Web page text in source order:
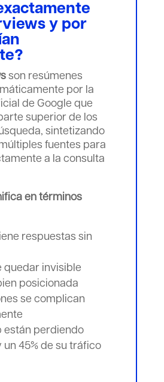
y por
son resúmenes
por la
de Google que
superior de los
sintetizando
fuentes para
a la consulta
en términos
respuestas sin
quedar invisible
posicionada
se complican
están perdiendo
un 45% de su tráfico